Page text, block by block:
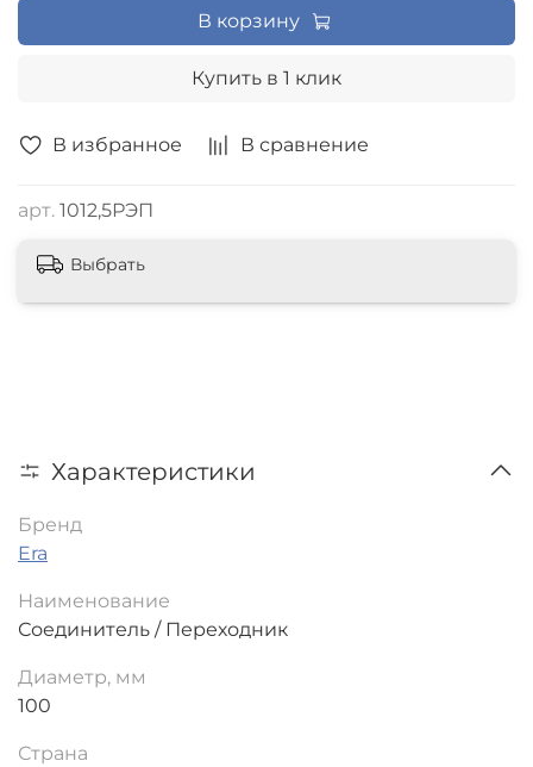
В избранное В сравнение
арт. 1012,5РЭП
В корзину
Купить в 1 клик
Выбрать
Характеристики
Бренд
Era
Наименование
Соединитель / Переходник
Диаметр, мм
100
Страна